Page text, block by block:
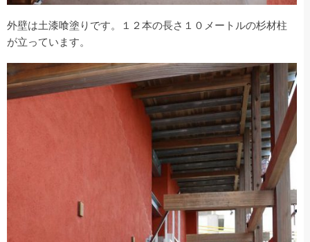
外壁は土漆喰塗りです。１２本の長さ１０メートルの杉材柱
が立っています。